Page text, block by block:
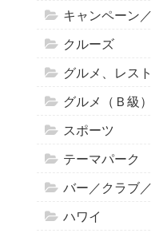
キャンペーン
クルーズ
グルメ、レス
グルメ（Ｂ級）
スポーツ
テーマパーク
バー／クラブ
ハワイ